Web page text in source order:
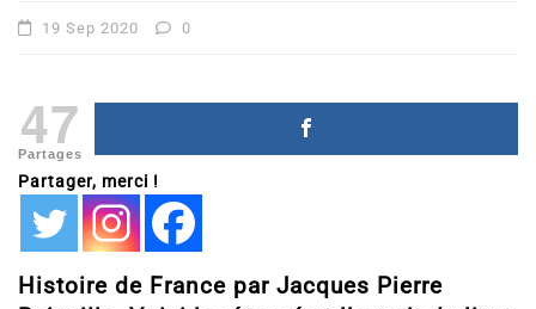
19 Sep 2020 0
47
Partages
Partager, merci !
Histoire de France par Jacques Pierre